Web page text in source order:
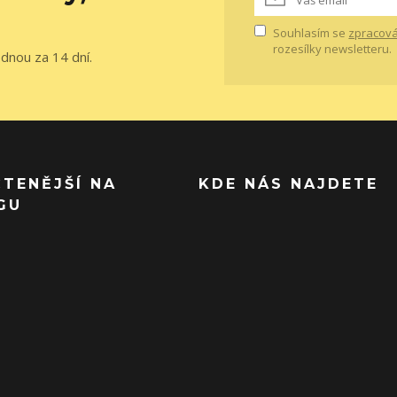
za 14 dní.
Souhlasím se
rozesílky newsletteru.
NA
KDE NÁS NAJDETE